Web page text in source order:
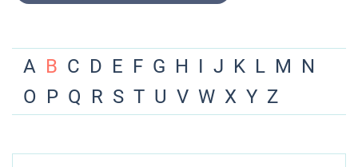
A B C D E F G H I J K L M N
O P Q R S T U V W X Y Z